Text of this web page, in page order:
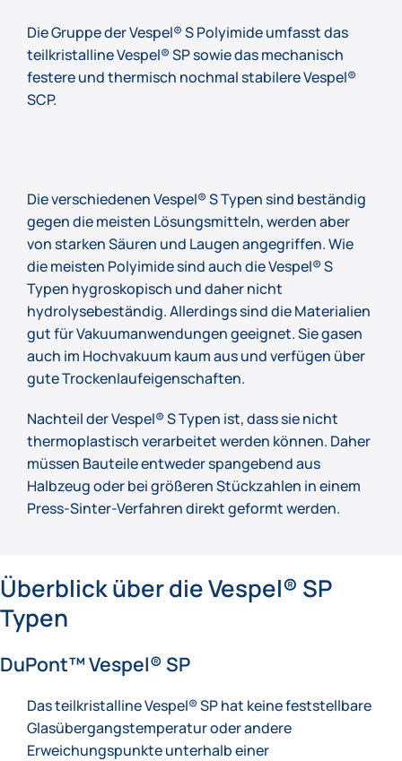
Die Gruppe der Vespel® S Polyimide umfasst das
teilkristalline Vespel® SP sowie das mechanisch
festere und thermisch nochmal stabilere Vespel®
SCP.
Die verschiedenen Vespel® S Typen sind beständig
gegen die meisten Lösungsmitteln, werden aber
von starken Säuren und Laugen angegriffen. Wie
die meisten Polyimide sind auch die Vespel® S
Typen hygroskopisch und daher nicht
hydrolysebeständig. Allerdings sind die Materialien
gut für Vakuumanwendungen geeignet. Sie gasen
auch im Hochvakuum kaum aus und verfügen über
gute Trockenlaufeigenschaften.
Nachteil der Vespel® S Typen ist, dass sie nicht
thermoplastisch verarbeitet werden können. Daher
müssen Bauteile entweder spangebend aus
Halbzeug oder bei größeren Stückzahlen in einem
Press-Sinter-Verfahren direkt geformt werden.
Überblick über die Vespel® SP
Typen
DuPont™ Vespel® SP
Das teilkristalline Vespel® SP hat keine feststellbare
Glasübergangstemperatur oder andere
Erweichungspunkte unterhalb einer